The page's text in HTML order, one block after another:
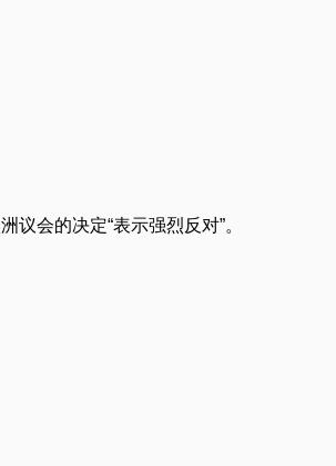
会的决定“表示强烈反对”。